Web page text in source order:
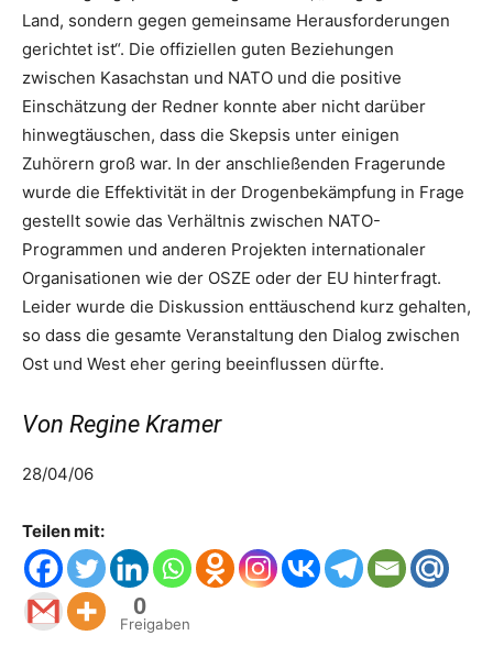
Land, sondern gegen gemeinsame Herausforderungen
gerichtet ist“. Die offiziellen guten Beziehungen
zwischen Kasachstan und NATO und die positive
Einschätzung der Redner konnte aber nicht darüber
hinwegtäuschen, dass die Skepsis unter einigen
Zuhörern groß war. In der anschließenden Fragerunde
wurde die Effektivität in der Drogenbekämpfung in Frage
gestellt sowie das Verhältnis zwischen NATO-
Programmen und anderen Projekten internationaler
Organisationen wie der OSZE oder der EU hinterfragt.
Leider wurde die Diskussion enttäuschend kurz gehalten,
so dass die gesamte Veranstaltung den Dialog zwischen
Ost und West eher gering beeinflussen dürfte.
Von Regine Kramer
28/04/06
Teilen mit:
0
Freigaben